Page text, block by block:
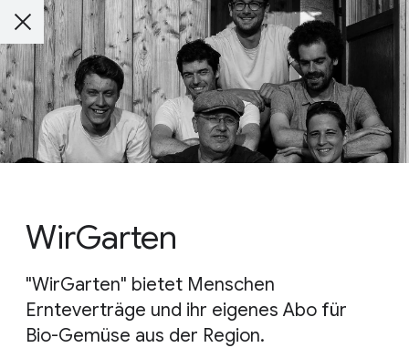
WirGarten
"WirGarten" bietet Menschen
Ernteverträge und ihr eigenes Abo für
Bio-Gemüse aus der Region.